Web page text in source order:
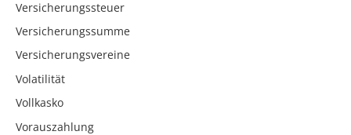
Versicherungssteuer
Versicherungssumme
Versicherungsvereine
Volatilität
Vollkasko
Vorauszahlung